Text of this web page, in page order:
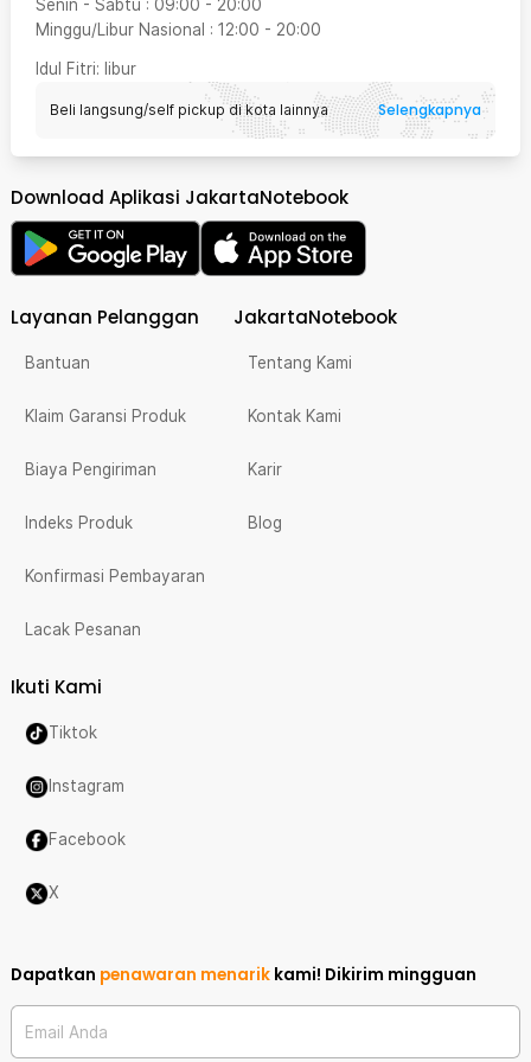
Senin - Sabtu : 09:00 - 20:00
Minggu/Libur Nasional : 12:00 - 20:00
Idul Fitri: libur
Beli langsung/self pickup di kota lainnya Selengkapnya
Download Aplikasi JakartaNotebook
Layanan Pelanggan
Bantuan
Klaim Garansi Produk
Biaya Pengiriman
Indeks Produk
Konfirmasi Pembayaran
Lacak Pesanan
JakartaNotebook
Tentang Kami
Kontak Kami
Karir
Blog
Ikuti Kami
Tiktok
Instagram
Facebook
X
Dapatkan penawaran menarik kami! Dikirim mingguan
Email Anda